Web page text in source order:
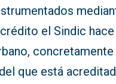
el Sindic
concretamente
que está